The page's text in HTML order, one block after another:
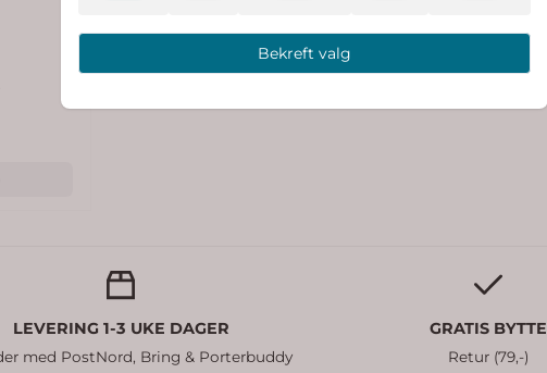
-
LEVERING 1-3 UKE DAGER
med PostNord, Bring & Porterbuddy
GRATIS BYTTE
Retur (79,-)
Bekreft valg